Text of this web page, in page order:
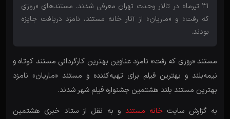
31 تیرماه در تالار وحدت تهران معرفی شدند. مستندهای «روزی
که رفت» و «ماریان» از آثار خانه مستند، نامزد دریافت جایزه
بودند.
مستند «روزی که رفت» نامزد عناوین بهترین کارگردانی مستند کوتاه و
نیمه‌بلند و بهترین فیلم برای تهیه‌کننده و مستند «ماریان» نامزد
بهترین مستند بلند هشتمین جشنواره فیلم شهر شدند.
به گزارش سایت خانه مستند و به نقل از ستاد خبری هشتمین